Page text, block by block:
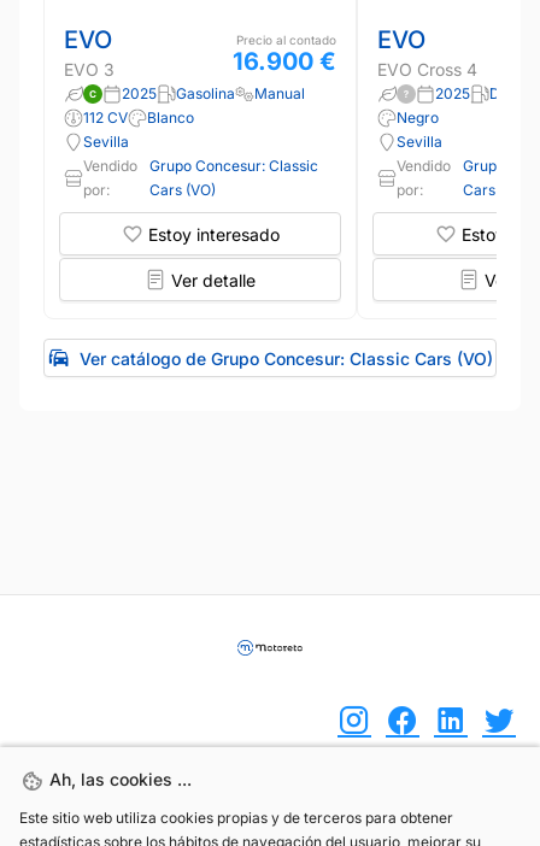
EVO
EVO 3
Precio al contado
16.900 €
2025 Gasolina
Manual
112 CV
Blanco
Sevilla
Vendido
por:
Grupo Concesur: Classic
Cars (VO)
Estoy interesado
Ver detalle
EVO
EVO Cross 4
2025
Diésel
Negro
Sevilla
Vendido
por:
Grupo
Cars (VO)
Estoy
Ver
Ver catálogo de Grupo Concesur: Classic Cars (VO)
Ah, las cookies ...
Este sitio web utiliza cookies propias y de terceros para obtener
estadísticas sobre los hábitos de navegación del usuario, mejorar su
Ah, las cookies ...
Este sitio web utiliza cookies propias y de terceros para obtener
estadísticas sobre los hábitos de navegación del usuario, mejorar su
(+34) 744 408 070